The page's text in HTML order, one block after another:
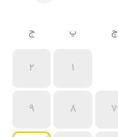
چ پ ج
1
2
7
8
9